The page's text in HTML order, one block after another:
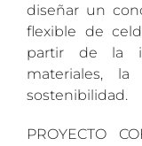
diseñar un
flexible de
partir de la
materiales,
sostenibilidad.
PROYECTO